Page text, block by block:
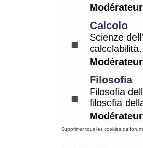
Calcolo
Scienze
calcolabilità..
Filosofia
Filosofia
filosofia
Supprimer tous les cookies du forum